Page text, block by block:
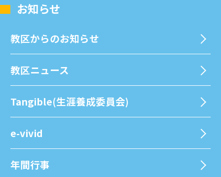
お知らせ
教区からのお知らせ
教区ニュース
Tangible(生涯養成委員会)
e-vivid
年間⾏事